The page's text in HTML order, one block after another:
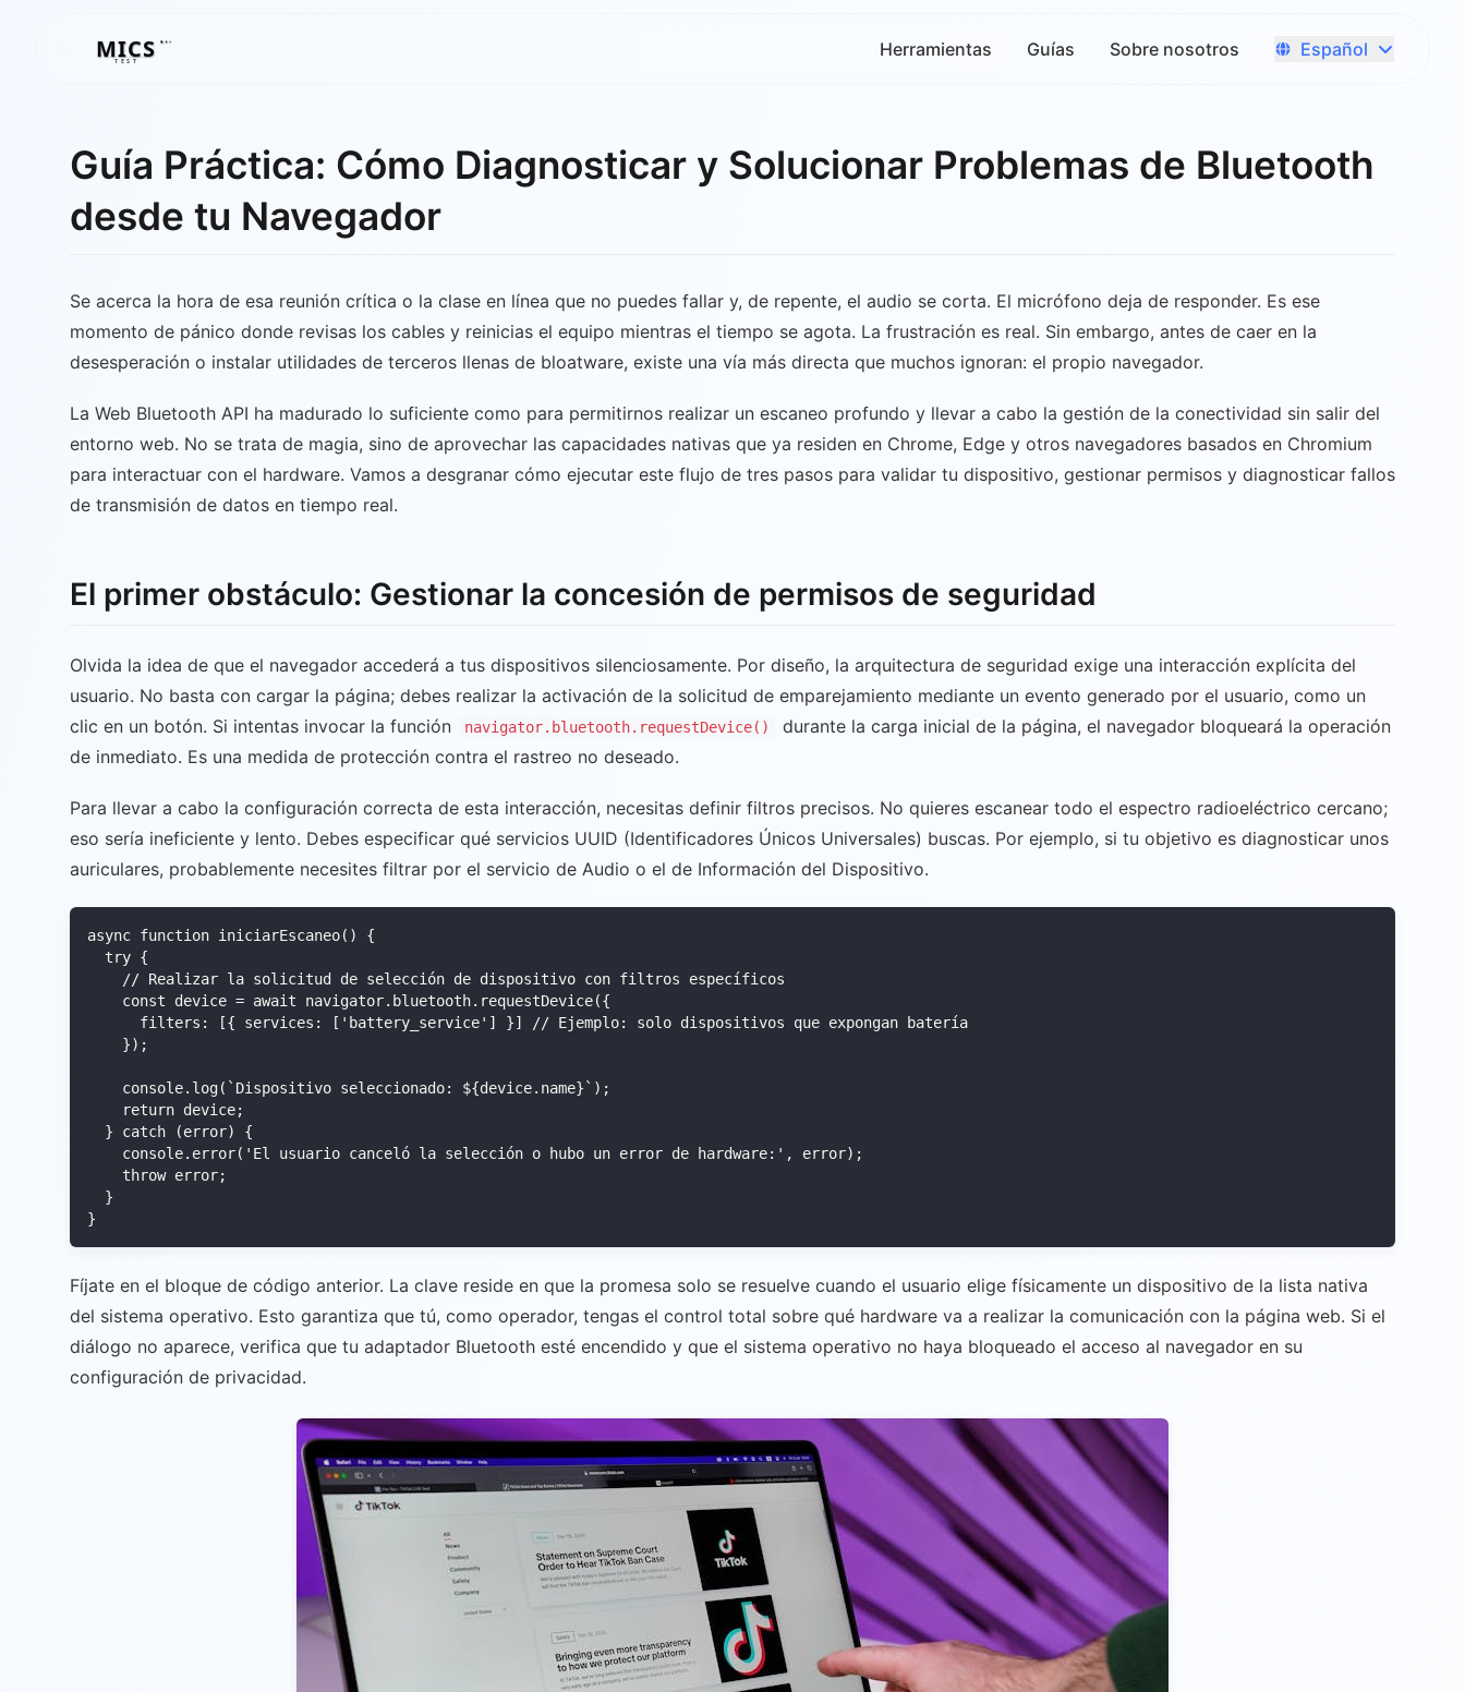
MICS
MICS
TEST
Herramientas Guías Sobre nosotros Español
Guía Práctica: Cómo Diagnosticar y Solucionar Problemas de Bluetooth
desde tu Navegador
Se acerca la hora de esa reunión crítica o la clase en línea que no puedes fallar y, de repente, el audio se corta. El micrófono deja de responder. Es ese
momento de pánico donde revisas los cables y reinicias el equipo mientras el tiempo se agota. La frustración es real. Sin embargo, antes de caer en la
desesperación o instalar utilidades de terceros llenas de bloatware, existe una vía más directa que muchos ignoran: el propio navegador.
La Web Bluetooth API ha madurado lo suficiente como para permitirnos realizar un escaneo profundo y llevar a cabo la gestión de la conectividad sin salir del
entorno web. No se trata de magia, sino de aprovechar las capacidades nativas que ya residen en Chrome, Edge y otros navegadores basados en Chromium
para interactuar con el hardware. Vamos a desgranar cómo ejecutar este flujo de tres pasos para validar tu dispositivo, gestionar permisos y diagnosticar fallos
de transmisión de datos en tiempo real.
El primer obstáculo: Gestionar la concesión de permisos de seguridad
Olvida la idea de que el navegador accederá a tus dispositivos silenciosamente. Por diseño, la arquitectura de seguridad exige una interacción explícita del
usuario. No basta con cargar la página; debes realizar la activación de la solicitud de emparejamiento mediante un evento generado por el usuario, como un
clic en un botón. Si intentas invocar la función
navigator.bluetooth.requestDevice()
durante la carga inicial de la página, el navegador bloqueará la operación
de inmediato. Es una medida de protección contra el rastreo no deseado.
Para llevar a cabo la configuración correcta de esta interacción, necesitas definir filtros precisos. No quieres escanear todo el espectro radioeléctrico cercano;
eso sería ineficiente y lento. Debes especificar qué servicios UUID (Identificadores Únicos Universales) buscas. Por ejemplo, si tu objetivo es diagnosticar unos
auriculares, probablemente necesites filtrar por el servicio de Audio o el de Información del Dispositivo.
async function iniciarEscaneo() {
  try {
    // Realizar la solicitud de selección de dispositivo con filtros específicos
    const device = await navigator.bluetooth.requestDevice({
      filters: [{ services: ['battery_service'] }] // Ejemplo: solo dispositivos que expongan batería
    });
    console.log(`Dispositivo seleccionado: ${device.name}`);
    return device;
  } catch (error) {
    console.error('El usuario canceló la selección o hubo un error de hardware:', error);
    throw error;
  }
Fíjate en el bloque de código anterior. La clave reside en que la promesa solo se resuelve cuando el usuario elige físicamente un dispositivo de la lista nativa
del sistema operativo. Esto garantiza que tú, como operador, tengas el control total sobre qué hardware va a realizar la comunicación con la página web. Si el
diálogo no aparece, verifica que tu adaptador Bluetooth esté encendido y que el sistema operativo no haya bloqueado el acceso al navegador en su
configuración de privacidad.